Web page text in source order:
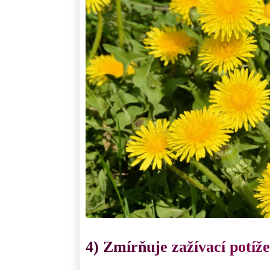
4) Zmírňuje zažívací potíže